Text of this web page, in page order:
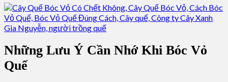
Những Lưu Ý Cần Nhớ Khi Bóc Vỏ
Quế